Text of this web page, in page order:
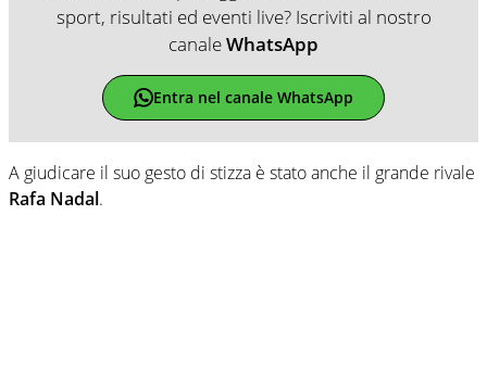
sport, risultati ed eventi live? Iscriviti al nostro
canaleWhatsApp
Entra nel canale WhatsApp
A giudicare il suo gesto di stizza è stato anche il grande rivale
Rafa Nadal.